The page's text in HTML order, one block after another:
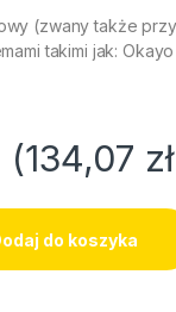
(zwany także
takimi jak:
(134,07 zł
do koszyka